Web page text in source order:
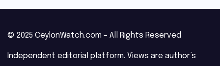
© 2025 CeylonWatch.com – All Rights Reserved
Independent editorial platform. Views are author’s